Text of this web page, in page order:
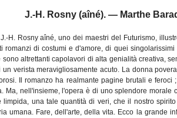
J.-H. Rosny (aîné). — Marthe
H. Rosny aîné, uno dei maestri del Futurismo,
romanzi di costumi e d'amore, di quei
sono altrettanti capolavori di alta genialità creativa,
verista meravigliosamente acuto. La donna
Il romanzo ha realmante pagine brutali e
Ma, nell'insieme, l'opera è di uno splendore morale
limpida, una tale quantità di veri, che il nostro
umana. Fare, dell'arte, della vita. Ecco la grande